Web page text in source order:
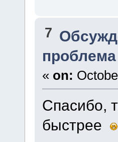
7
« on:
Спасибо,
быстрее